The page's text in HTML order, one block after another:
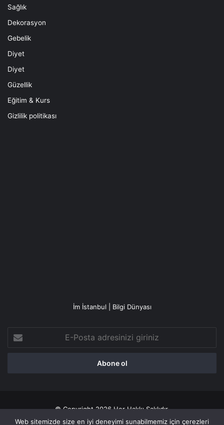
Sağlık
Dekorasyon
Gebelik
Diyet
Diyet
Güzellik
Eğitim & Kurs
Gizlilik politikası
İm İstanbul | Bilgi Dünyası
Posta
adresinizi
© Copyright 2026 Her Hakkı Saklıdır.
Web sitemizde size en iyi deneyimi sunabilmemiz için çerezleri